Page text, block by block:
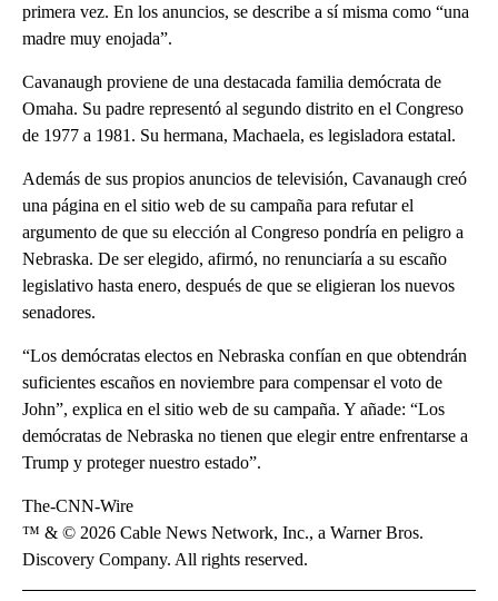
primera vez. En los anuncios, se describe a sí misma como “una
madre muy enojada”.
Cavanaugh proviene de una destacada familia demócrata de
Omaha. Su padre representó al segundo distrito en el Congreso
de 1977 a 1981. Su hermana, Machaela, es legisladora estatal.
Además de sus propios anuncios de televisión, Cavanaugh creó
una página en el sitio web de su campaña para refutar el
argumento de que su elección al Congreso pondría en peligro a
Nebraska. De ser elegido, afirmó, no renunciaría a su escaño
legislativo hasta enero, después de que se eligieran los nuevos
senadores.
“Los demócratas electos en Nebraska confían en que obtendrán
suficientes escaños en noviembre para compensar el voto de
John”, explica en el sitio web de su campaña. Y añade: “Los
demócratas de Nebraska no tienen que elegir entre enfrentarse a
Trump y proteger nuestro estado”.
The-CNN-Wire
™ & © 2026 Cable News Network, Inc., a Warner Bros.
Discovery Company. All rights reserved.